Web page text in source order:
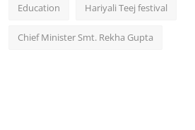
Education Hariyali Teej festival
Chief Minister Smt. Rekha Gupta